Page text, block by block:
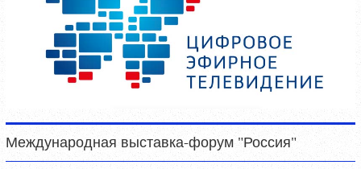
Международная выставка-форум "Россия"